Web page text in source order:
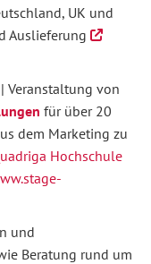
UK und
Auslieferung
| Veranstaltung von
für über 20
dem Marketing zu
Hochschule
und
Beratung rund um